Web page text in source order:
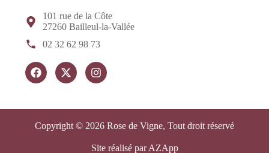
101 rue de la Côte
27260 Bailleul-la-Vallée
02 32 62 98 73
Copyright © 2026 Rose de Vigne, Tout droit réservé
Site réalisé par AZApp